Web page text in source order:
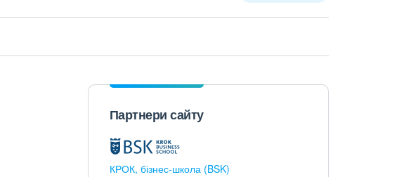
Партнери сайту
КРОК, бізнес-школа (BSK)